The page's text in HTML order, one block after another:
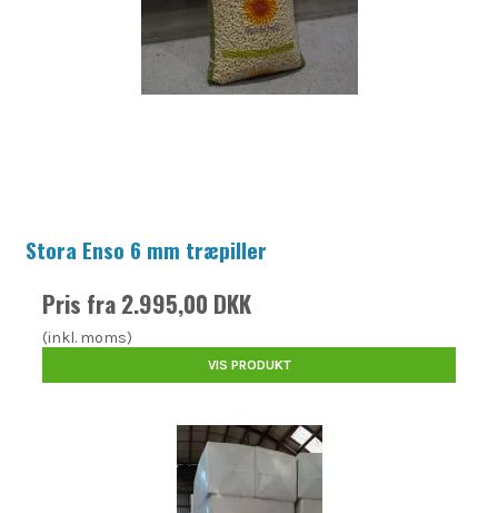
Stora Enso 6 mm træpiller
Pris fra2.995,00 DKK
(inkl. moms)
VIS PRODUKT